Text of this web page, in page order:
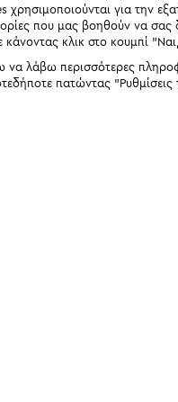
για την
που μας βοηθούν να
κάνοντας κλικ στο κουμπί
λάβω περισσότερες
πατώντας